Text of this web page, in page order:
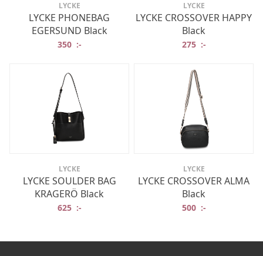
LYCKE
LYCKE PHONEBAG
EGERSUND Black
350 :-
LYCKE
LYCKE CROSSOVER HAPPY
Black
275 :-
LYCKE
LYCKE SOULDER BAG
KRAGERÖ Black
625 :-
LYCKE
LYCKE CROSSOVER ALMA
Black
500 :-